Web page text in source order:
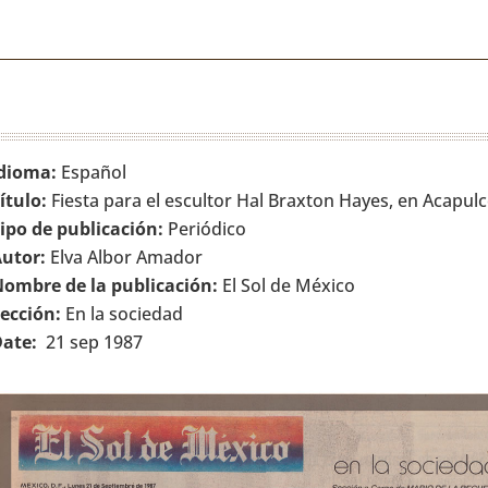
Español
Fiesta para el escultor Hal Braxton Hayes, en
de publicación: Periódico
Elva Albor Amador
de la publicación: El Sol de México
En la sociedad
21 sep 1987